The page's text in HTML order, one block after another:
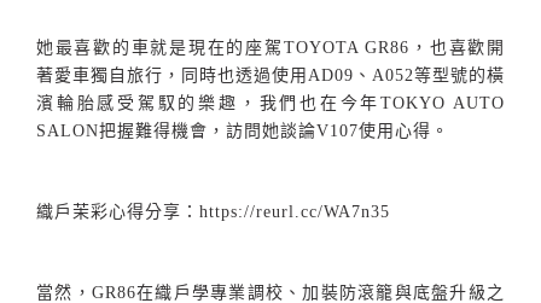
她最喜歡的車就是現在的座駕 TOYOTA GR86 ，也喜歡開
著愛車獨自旅行，同時也透過使用 AD09 、 A052等型號的橫
濱輪胎感受駕馭的樂趣，我們也在今年TOKYO AUTO
SALON把握難得機會，訪問她談論V107使用心得。
織戶茉彩心得分享： https://reurl.cc/WA7n35
當然， GR86在織戶學專業調校、加裝防滾籠與底盤升級之